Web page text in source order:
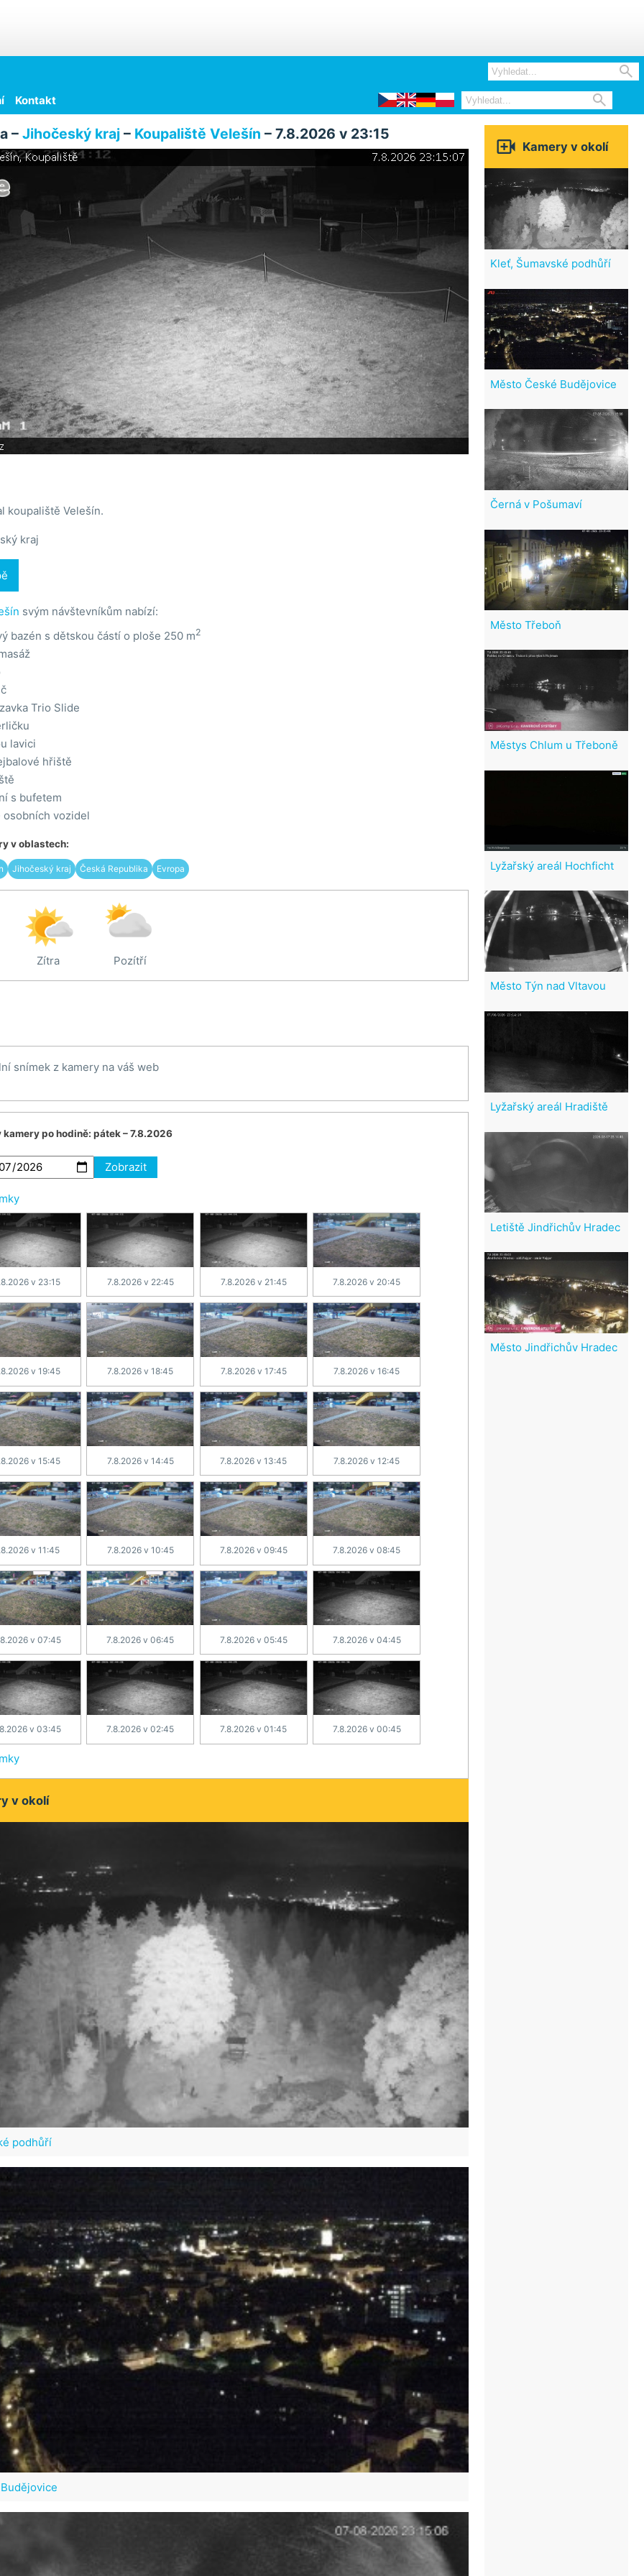

Kontakt 
– Jihočeský kraj– Koupaliště Velešín – 7.8.2026 v 23:15
koupaliště Velešín.
kraj
svým návštevníkům nabízí:
bazén s dětskou částí o ploše 250 m2
Trio Slide
lavici
hřiště
s bufetem
osobních vozidel
v oblastech:
Jihočeský kraj Česká Republika Evropa
Zítra Pozítří
snímek z kamery na váš web
kamery po hodině: pátek – 7.8.2026
Zobrazit
v 23:15 7.8.2026 v 22:45 7.8.2026 v 21:45 7.8.2026 v 20:45
v 19:45 7.8.2026 v 18:45 7.8.2026 v 17:45 7.8.2026 v 16:45
v 15:45 7.8.2026 v 14:45 7.8.2026 v 13:45 7.8.2026 v 12:45
v 11:45 7.8.2026 v 10:45 7.8.2026 v 09:45 7.8.2026 v 08:45
v 07:45 7.8.2026 v 06:45 7.8.2026 v 05:45 7.8.2026 v 04:45
v 03:45 7.8.2026 v 02:45 7.8.2026 v 01:45 7.8.2026 v 00:45
v okolí
podhůří
 Kamery v okolí
Kleť, Šumavské podhůří
Město České Budějovice
Černá v Pošumaví
Město Třeboň
Městys Chlum u Třeboně
Lyžařský areál Hochficht
Město Týn nad Vltavou
Lyžařský areál Hradiště
Letiště Jindřichův Hradec
Město Jindřichův Hradec